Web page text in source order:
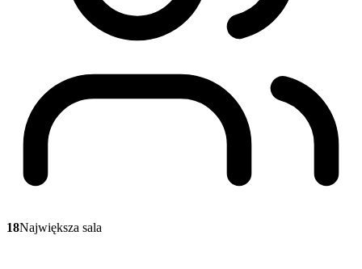
18Największa sala